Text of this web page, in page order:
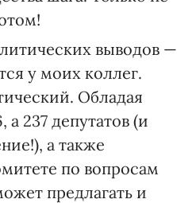
выводов —
у моих коллег.
Обладая
237 депутатов (и
а также
по вопросам
предлагать и